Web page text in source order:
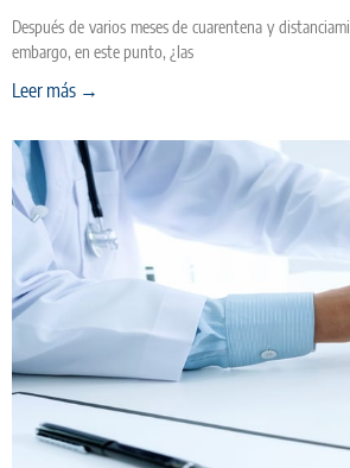
Después de varios meses de cuarentena y
embargo, en este punto, ¿las
Leer más →